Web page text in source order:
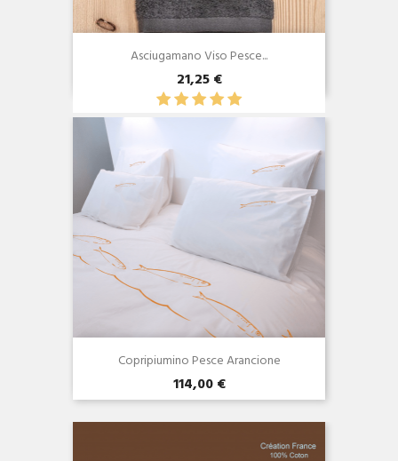
Asciugamano Viso Pesce...
21,25 €
Anteprima
Copripiumino Pesce Arancione
114,00 €
Anteprima